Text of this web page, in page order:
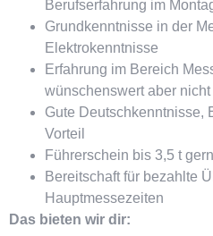
Berufserfahrung im
Grundkenntnisse in der
Elektrokenntnisse
Erfahrung im Bereich
wünschenswert aber
Gute Deutschkenntnisse,
Vorteil
Führerschein bis 3,5 t
Bereitschaft für bezahlte
Hauptmessezeiten
Das bieten wir dir: